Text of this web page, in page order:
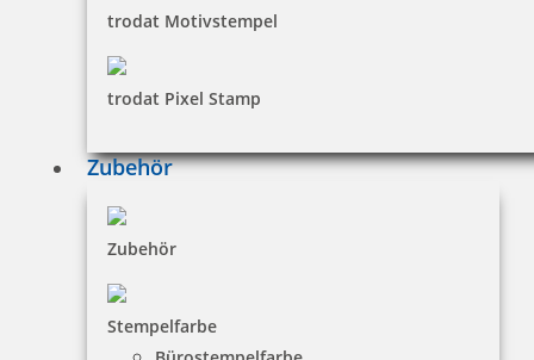
trodat Motivstempel
trodat Pixel Stamp
Zubehör
Zubehör
Stempelfarbe
Versandinformationen
Zahlungsbedingungen
Dateiformate
INFORMATIONEN
Impressum
Datenschutz